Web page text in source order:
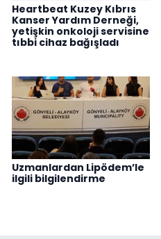
Heartbeat Kuzey Kıbrıs
Kanser Yardım Derneği,
yetişkin onkoloji servisine
tıbbi cihaz bağışladı
Uzmanlardan Lipödem’le
ilgili bilgilendirme